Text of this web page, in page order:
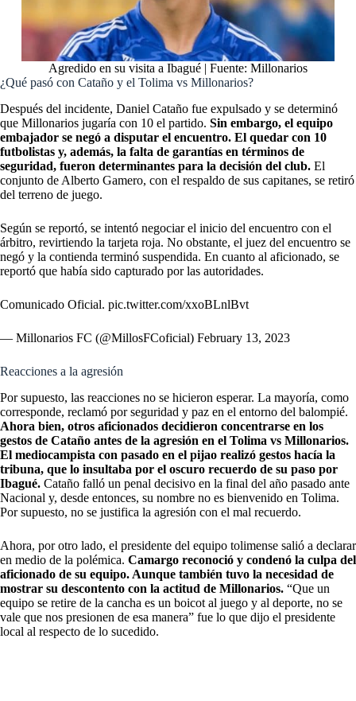
Agredido en su visita a Ibagué | Fuente: Millonarios
¿Qué pasó con Cataño y el Tolima vs Millonarios?
Después del incidente, Daniel Cataño fue expulsado y se determinó
que Millonarios jugaría con 10 el partido. Sin embargo, el equipo
embajador se negó a disputar el encuentro. El quedar con 10
futbolistas y, además, la falta de garantías en términos de
seguridad, fueron determinantes para la decisión del club. El
conjunto de Alberto Gamero, con el respaldo de sus capitanes, se retiró
del terreno de juego.
Según se reportó, se intentó negociar el inicio del encuentro con el
árbitro, revirtiendo la tarjeta roja. No obstante, el juez del encuentro se
negó y la contienda terminó suspendida. En cuanto al aficionado, se
reportó que había sido capturado por las autoridades.
Comunicado Oficial. pic.twitter.com/xxoBLnlBvt
— Millonarios FC (@MillosFCoficial) February 13, 2023
Reacciones a la agresión
Por supuesto, las reacciones no se hicieron esperar. La mayoría, como
corresponde, reclamó por seguridad y paz en el entorno del balompié.
Ahora bien, otros aficionados decidieron concentrarse en los
gestos de Cataño antes de la agresión en el Tolima vs Millonarios.
El mediocampista con pasado en el pijao realizó gestos hacía la
tribuna, que lo insultaba por el oscuro recuerdo de su paso por
Ibagué. Cataño falló un penal decisivo en la final del año pasado ante
Nacional y, desde entonces, su nombre no es bienvenido en Tolima.
Por supuesto, no se justifica la agresión con el mal recuerdo.
Ahora, por otro lado, el presidente del equipo tolimense salió a declarar
en medio de la polémica. Camargo reconoció y condenó la culpa del
aficionado de su equipo. Aunque también tuvo la necesidad de
mostrar su descontento con la actitud de Millonarios. “Que un
equipo se retire de la cancha es un boicot al juego y al deporte, no se
vale que nos presionen de esa manera” fue lo que dijo el presidente
local al respecto de lo sucedido.